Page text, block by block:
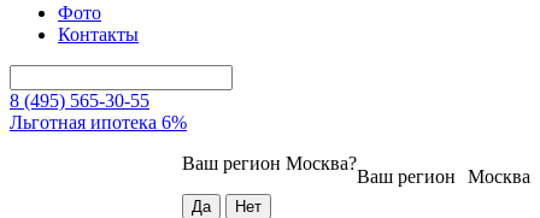
Фото
Контакты
8 (495) 565-30-55
Льготная ипотека 6%
Москва
Ваш регион
Ваш регион Москва?